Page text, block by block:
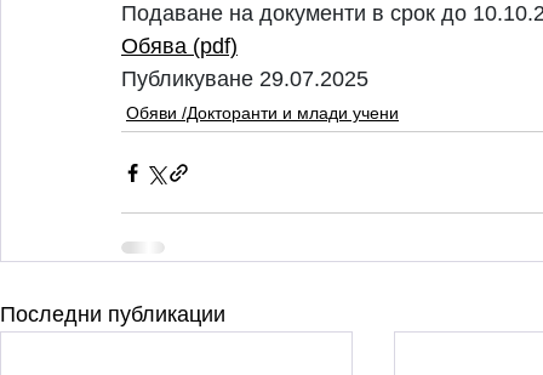
Подаване на документи в срок до
Обява (pdf)
Публикуване 29.07.2025
Обяви /Докторанти и млади учени
Последни публикации